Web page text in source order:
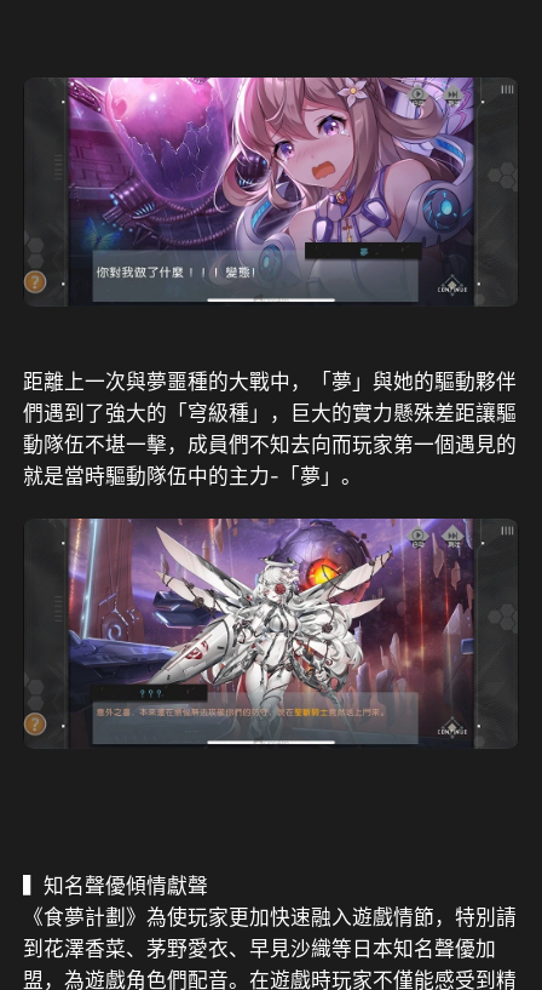
距離上一次與夢噩種的大戰中，「夢」與她的驅動夥伴
們遇到了強大的「穹級種」，巨大的實力懸殊差距讓驅
動隊伍不堪一擊，成員們不知去向而玩家第一個遇見的
就是當時驅動隊伍中的主力-「夢」。
《食夢計劃》為使玩家更加快速融入遊戲情節，特別請
到花澤香菜、茅野愛衣、早見沙織等日本知名聲優加
盟，為遊戲角色們配音。在遊戲時玩家不僅能感受到精